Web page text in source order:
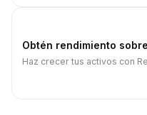
Obtén rendimiento
Haz crecer tus activos con